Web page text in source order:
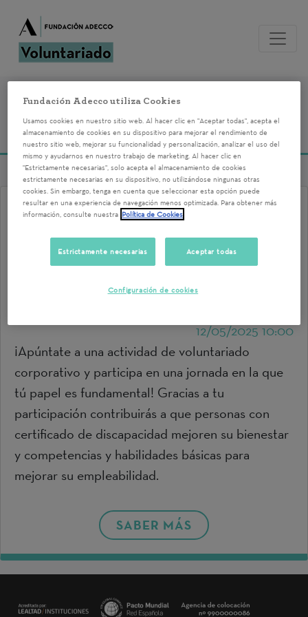
Voluntariados del
12/05/2025
Voluntariado Corporativo
TALLER DE COMUNICACIÓN
CON PERSONAS CON
12/05/2025 10:00
¡Apúntate a una actividad de voluntariado
corporativo y participa en una jornada en la que
tú papel es fundamental! Gracias a tu
participación contribuirás a que personas con
certificado de discapacidad mejoren su bienestar
y competencias y habilidades básicas para
mejorar su empleabilidad.
SABER MÁS
Fundación Adecco utiliza Cookies
Usamos cookies en nuestro sitio web. Al hacer clic en "Aceptar todas", acepta el
almacenamiento de cookies en su dispositivo para mejorar el rendimiento de
nuestro sitio web, mejorar su funcionalidad y personalización, analizar el uso del
mismo y ayudarnos en nuestro trabajo de marketing. Al hacer clic en
"Estrictamente necesarias", solo acepta el almacenamiento de cookies
estrictamente necesarias en su dispositivo, no utilizándose ningunas otras
cookies. Sin embargo, tenga en cuenta que seleccionar esta opción puede
resultar en una experiencia de navegación menos optimizada. Para obtener más
información, consulte nuestra Política de Cookies
Estrictamente necesarias Aceptar todas
Configuración de cookies